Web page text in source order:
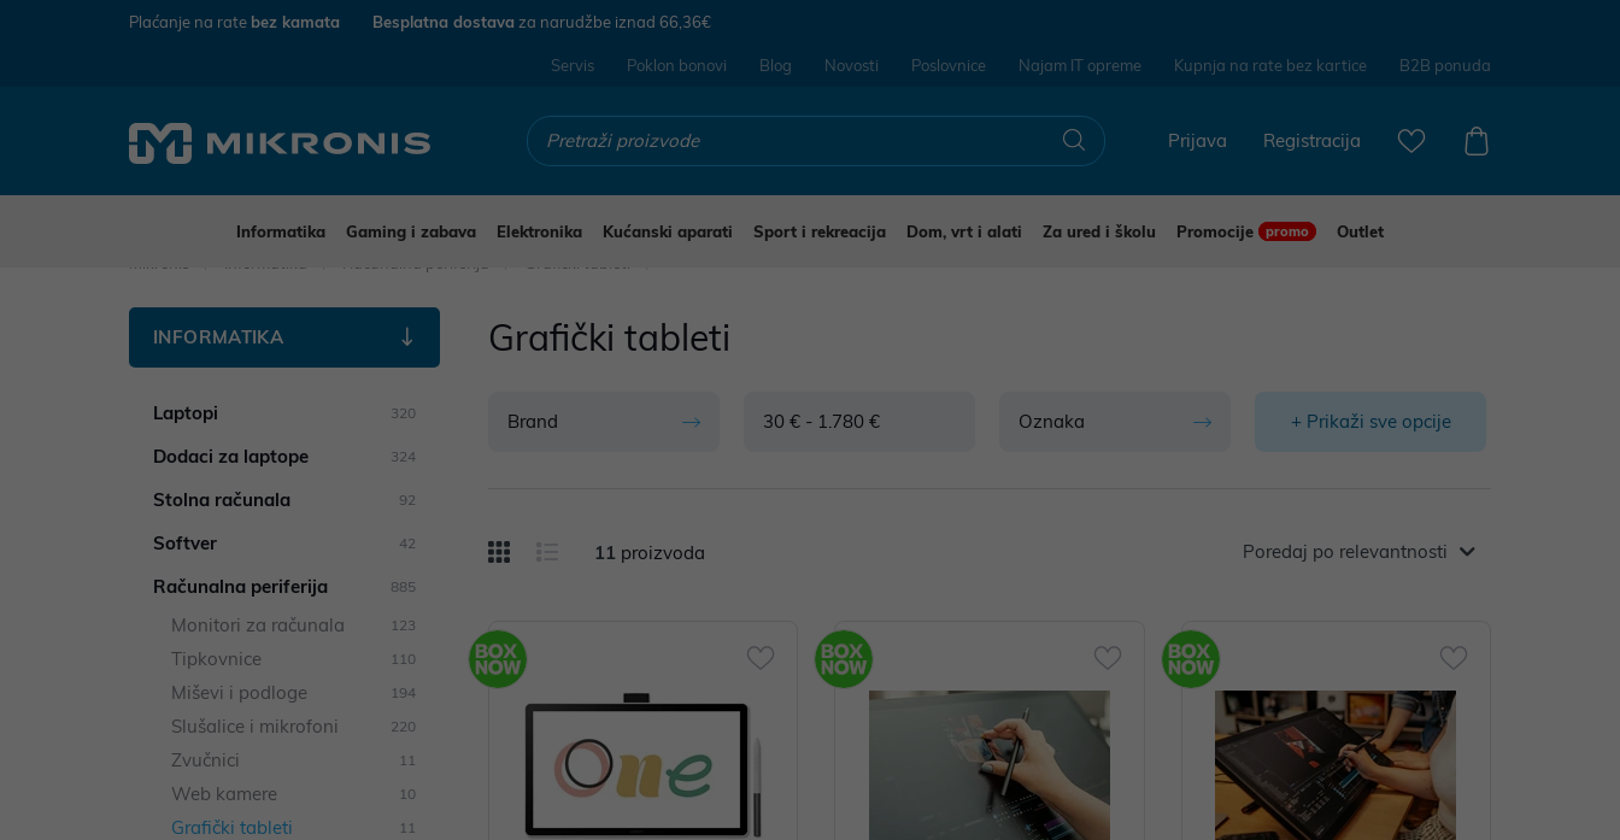
Plaćanje na rate bez kamata Besplatna dostava za narudžbe iznad 66,36€
Servis Poklon bonovi Blog Novosti Poslovnice Najam IT opreme Kupnja na rate bez kartice B2B ponuda
Registracija
Prijava
Informatika Gaming i zabava Elektronika Kućanski aparati Sport i rekreacija Dom, vrt i alati Za ured i školu Promocije promo
Outlet
INFORMATIKA
Laptopi 320
Dodaci za laptope 324
Stolna računala 92
Softver 42
Računalna periferija 885
Monitori za računala 123
Tipkovnice 110
Miševi i podloge 194
Slušalice i mikrofoni 220
Zvučnici 11
Web kamere 10
Grafički tableti 11
Grafički tableti
Brand 30 € - 1.780 € Oznaka + Prikaži sve opcije
11 proizvoda Poredaj po relevantnosti